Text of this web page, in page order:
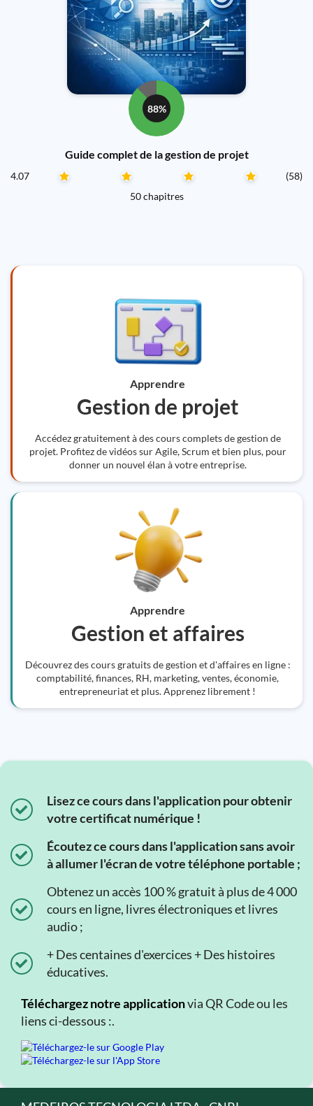
88%
Guide complet de la gestion de projet
4.07
(58)
50 chapitres
Apprendre
Gestion de projet
Accédez gratuitement à des cours complets de gestion de
projet. Profitez de vidéos sur Agile, Scrum et bien plus, pour
donner un nouvel élan à votre entreprise.
Apprendre
Gestion et affaires
Découvrez des cours gratuits de gestion et d'affaires en ligne :
comptabilité, finances, RH, marketing, ventes, économie,
entrepreneuriat et plus. Apprenez librement !
Lisez ce cours dans l'application pour obtenir
votre certificat numérique !
Écoutez ce cours dans l'application sans avoir
à allumer l'écran de votre téléphone portable ;
Obtenez un accès 100 % gratuit à plus de 4 000
cours en ligne, livres électroniques et livres
audio ;
+ Des centaines d'exercices + Des histoires
éducatives.
Téléchargez notre applicationvia QR Code ou les
liens ci-dessous :.